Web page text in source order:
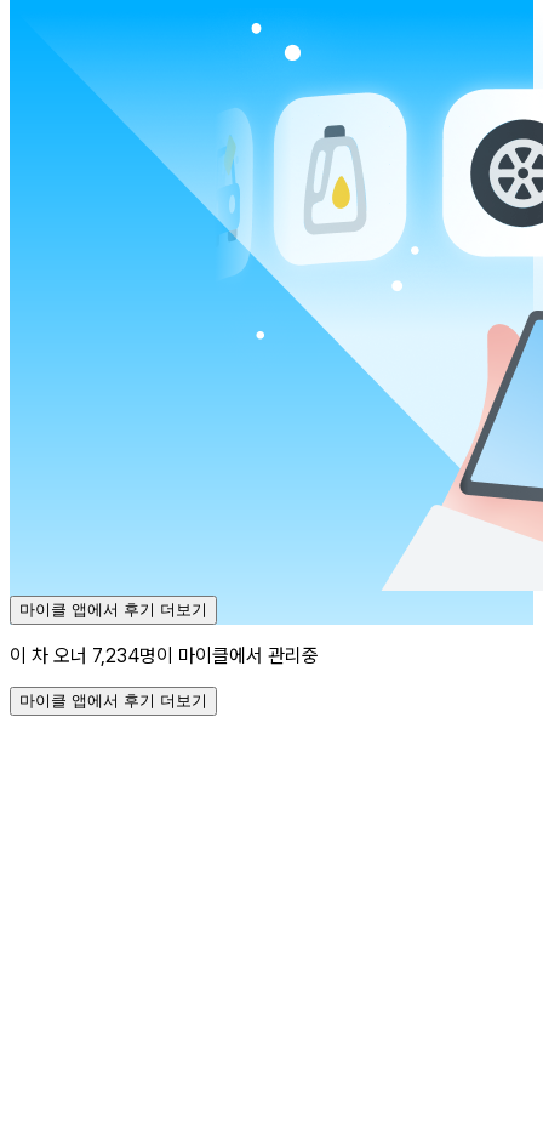
마이클 앱에서 후기 더보기
이 차 오너 7,234명이 마이클에서 관리중
마이클 앱에서 후기 더보기